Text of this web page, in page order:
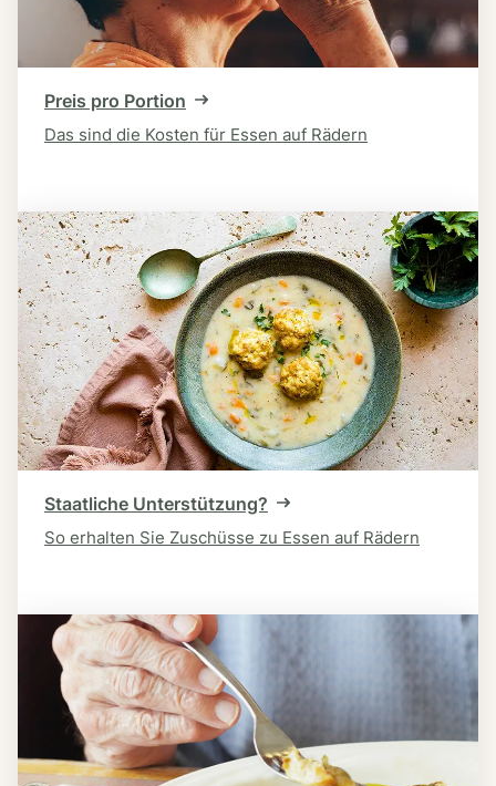
Preis pro Portion
Das sind die Kosten für Essen auf Rädern
Staatliche Unterstützung?
So erhalten Sie Zuschüsse zu Essen auf Rädern